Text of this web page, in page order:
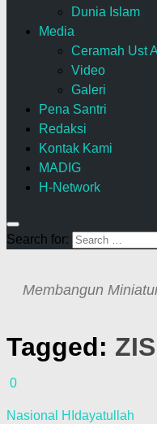
Dunia Islam
Media
Ceramah Ust
Video
Galeri
Pena Santri
Redaksi
Kontak Kami
MADIG
H-Network
Search for:
Membangun
Tagged: ZIS
0
Nasional HIdayatullah